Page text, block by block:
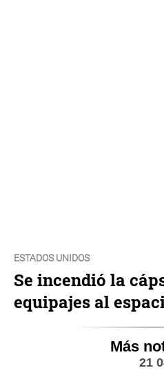
ESTADOS UNIDOS
Se incendió la
equipajes al
Más
21